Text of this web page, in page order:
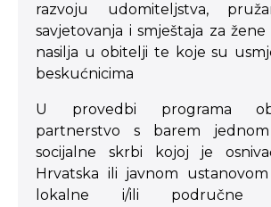
razvoju udomiteljstva,
savjetovanja i smještaja za
nasilja u obitelji te koje su
beskućnicima
U provedbi programa
partnerstvo s barem
socijalne skrbi kojoj je
Hrvatska ili javnom
lokalne i/ili područne